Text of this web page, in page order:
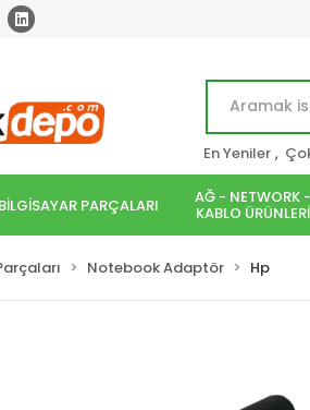
En Yeniler ,
BİLGİSAYAR PARÇALARI AĞ - NETWORK -
KABLO ÜRÜNLERİ
Notebook Adaptör Hp